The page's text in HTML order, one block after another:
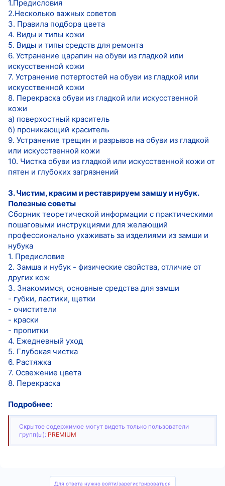
1.Предисловия
2.Несколько важных советов
3. Правила подбора цвета
4. Виды и типы кожи
5. Виды и типы средств для ремонта
6. Устранение царапин на обуви из гладкой или
искусственной кожи
7. Устранение потертостей на обуви из гладкой или
искусственной кожи
8. Перекраска обуви из гладкой или искусственной
кожи
а) поверхостный краситель
б) проникающий краситель
9. Устранение трещин и разрывов на обуви из гладкой
или искусственной кожи
10. Чистка обуви из гладкой или искусственной кожи от
пятен и глубоких загрязнений
3. Чистим, красим и реставрируем замшу и нубук.
Полезные советы
Сборник теоретической информации с практическими
пошаговыми инструкциями для желающий
профессионально ухаживать за изделиями из замши и
нубука
1. Предисловие
2. Замша и нубук - физические свойства, отличие от
других кож
3. Знакомимся, основные средства для замши
- губки, ластики, щетки
- очистители
- краски
- пропитки
4. Ежедневный уход
5. Глубокая чистка
6. Растяжка
7. Освежение цвета
8. Перекраска
Подробнее:
Скрытое содержимое могут видеть только пользователи
групп(ы): PREMIUM
Для ответа нужно войти/зарегистрироваться